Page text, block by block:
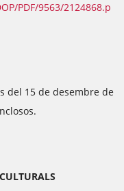
PDF/9563/2124868.p
del 15 de desembre de